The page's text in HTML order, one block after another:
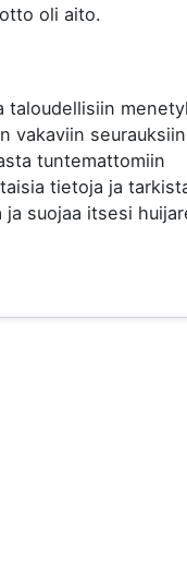
oli aito.
taloudellisiin
vakaviin
tuntemattomiin
tietoja ja
suojaa itsesi